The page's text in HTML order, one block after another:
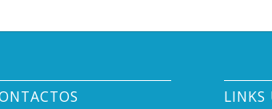
LINKS